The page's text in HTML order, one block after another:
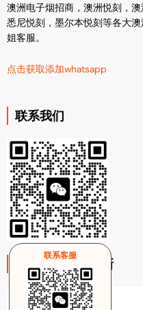
澳洲电子烟招商，澳洲悦刻，
悉尼悦刻，墨尔本悦刻等各大
姐客服。
点击获取添加whatsapp
联系我们
注册电子邮件更新
Email
联系客服